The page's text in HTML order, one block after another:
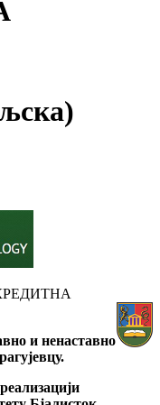
и ненаставно